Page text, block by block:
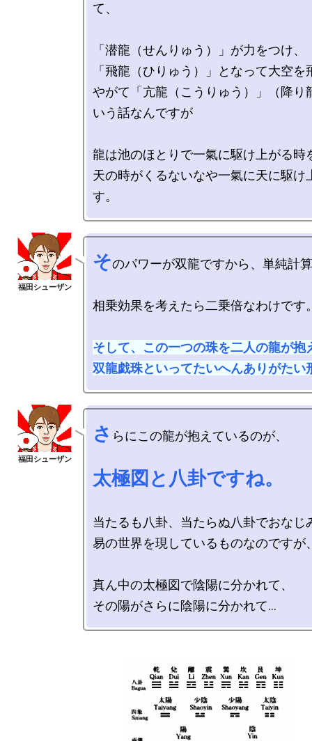
て、
「潜龍（せんりゅう）」が力をつけ、
「飛龍（ひりゅう）」となって大空を
やがて「亢龍（こうりゅう）」（降り
いう話なんですが
龍は池のほとりで一氣に駆け上がる時
天の時がくるないなや一氣に天に駆け
そのパワーが双龍ですから、単純計
相乗効果を考えたら二乗倍なわけです
そして、この一つの珠を二人の龍が抱
双龍戯珠といってたいへんありがたい
さ らにこの龍が抱えているのが、
太極図と八卦ですね。
当たるも八卦、当たらぬ八卦でおなじ
易の世界を現しているものなのですが
真ん中の太極図で陰陽に分かれて、